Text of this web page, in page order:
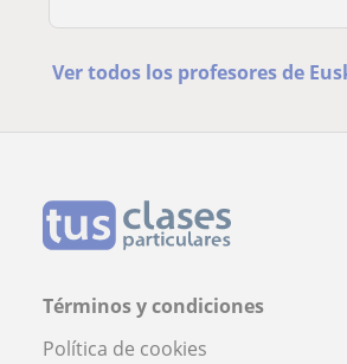
Ver todos los profesores de
Términos y condiciones
Política de cookies